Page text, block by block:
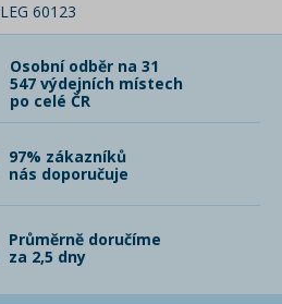
LEG 60123
Osobní odběr na 31
547 výdejních místech
po celé ČR
97% zákazníků
nás doporučuje
Průměrně doručíme
za 2,5 dny